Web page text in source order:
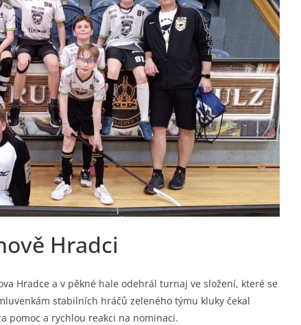
Hradci
Hradce a v pěkné hale odehrál turnaj ve složení, které se
stabilních hráčů zeleného týmu kluky čekal
pomoc a rychlou reakci na nominaci.